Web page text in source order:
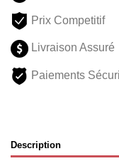
Prix Competitif
Livraison Assuré
Paiements
Description